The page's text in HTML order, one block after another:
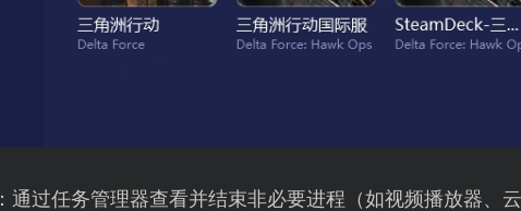
：通过任务管理器查看并结束非必要进程（如视频播放器、